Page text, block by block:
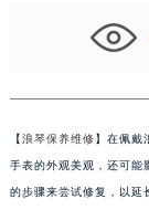
【浪琴保养维修】在佩戴
手表的外观美观，还可能
的步骤来尝试修复，以延